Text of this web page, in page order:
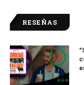
RESEÑAS
9.0